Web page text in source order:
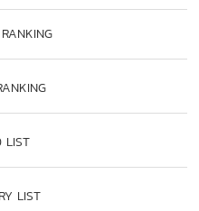
LIST
LIST